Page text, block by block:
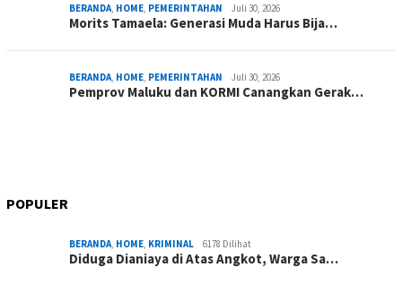
BERANDA HOME PEMERINTAHAN Juli 30, 2026
Morits Tamaela: Generasi Muda Harus Bija…
BERANDA HOME PEMERINTAHAN Juli 30, 2026
Pemprov Maluku dan KORMI Canangkan Gerak…
POPULER
BERANDA HOME KRIMINAL 6178 Dilihat
Diduga Dianiaya di Atas Angkot, Warga Sa…